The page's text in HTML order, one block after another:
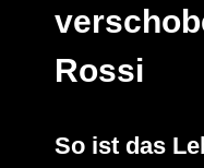
Rossi
So ist das